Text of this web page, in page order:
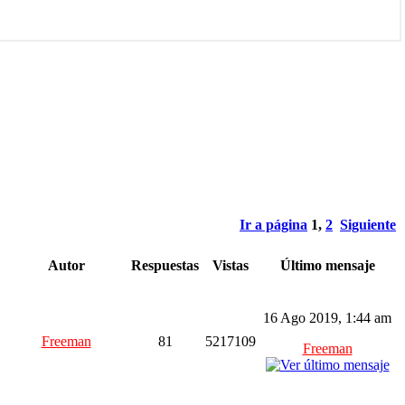
Ir a página 1, 2 Siguiente
Autor Respuestas Vistas Último mensaje
Freeman 81 5217109
16 Ago 2019, 1:44 am
Freeman